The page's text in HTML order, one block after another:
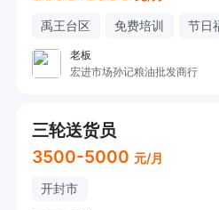
禹王台区 免费培训 节日
老板
宏进市场孙记粮油批发商行
三轮送货员
3500-5000 元/月
开封市